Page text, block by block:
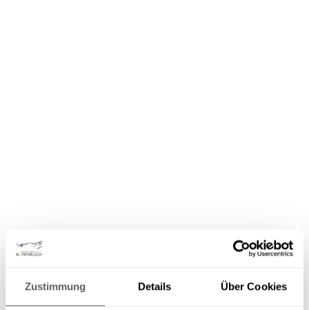
Zustimmung Details Über Cookies
#URSPRUNGUNDHEIMAT